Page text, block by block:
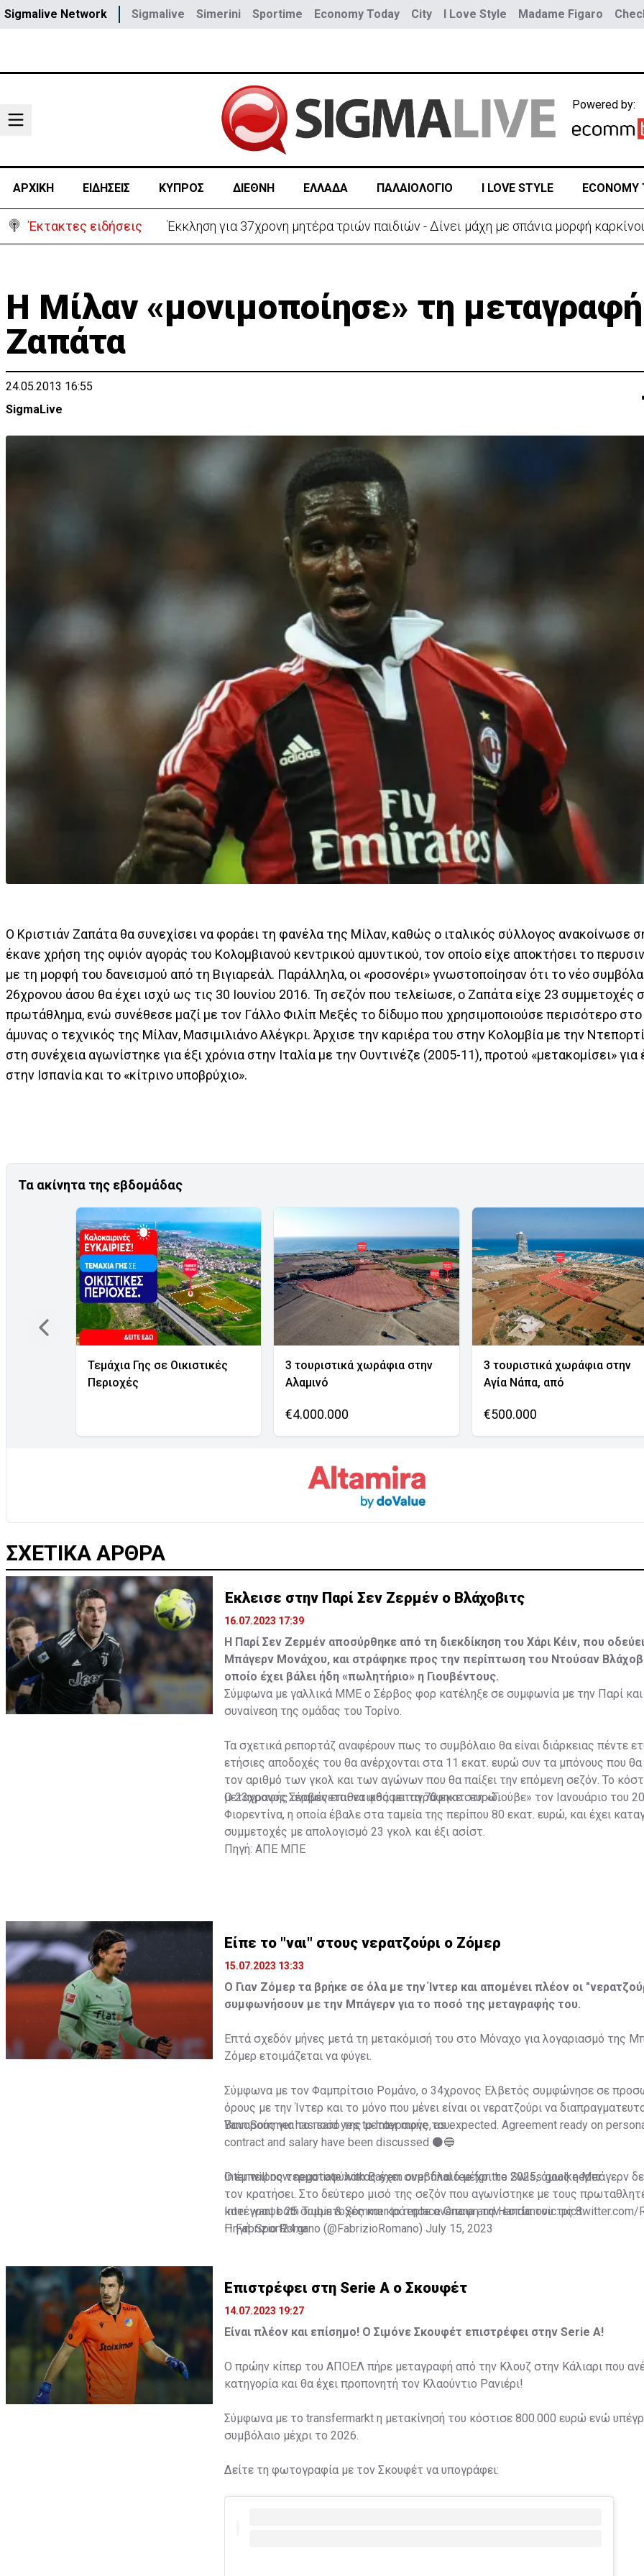
Sigmalive Network Sigmalive Simerini Sportime Economy Today City I Love Style Madame Figaro
Powered by:
ΑΡΧΙΚΗ ΕΙΔΗΣΕΙΣ ΚΥΠΡΟΣ ΔΙΕΘΝΗ ΕΛΛΑΔΑ ΠΑΛΑΙΟΛΟΓΙΟ I LOVE STYLE ECONOMY
Έκτακτες ειδήσεις Γερμανία: Συγκρούστηκαν δύο τραμ - Τουλάχιστον 25 τραυματίες, οι 7 σοβαρά
Η Μίλαν «μονιμοποίησε» τη
Ζαπάτα
24.05.2013 16:55
SigmaLive
Ο Κριστιάν Ζαπάτα θα συνεχίσει να φοράει τη φανέλα της Μίλαν, καθώς ο ιταλικός σύλλογος ανακοίνωσε
έκανε χρήση της οψιόν αγοράς του Κολομβιανού κεντρικού αμυντικού, τον οποίο είχε αποκτήσει το
με τη μορφή του δανεισμού από τη Βιγιαρεάλ. Παράλληλα, οι «ροσονέρι» γνωστοποίησαν ότι το νέο
26χρονου άσου θα έχει ισχύ ως τις 30 Ιουνίου 2016. Τη σεζόν που τελείωσε, ο Ζαπάτα είχε 23 συμμετοχές
πρωτάθλημα, ενώ συνέθεσε μαζί με τον Γάλλο Φιλίπ Μεξές το δίδυμο που χρησιμοποιούσε περισότερο
άμυνας ο τεχνικός της Μίλαν, Μασιμιλιάνο Αλέγκρι. Άρχισε την καριέρα του στην Κολομβία με την
στη συνέχεια αγωνίστηκε για έξι χρόνια στην Ιταλία με την Ουντινέζε (2005-11), προτού «μετακομίσει» για
στην Ισπανία και το «κίτρινο υποβρύχιο».
Τα ακίνητα της εβδομάδας
Τεμάχια Γης σε Οικιστικές
Περιοχές
3 τουριστικά χωράφια στην
Αλαμινό
€4.000.000
3 τουριστικά χωράφια στην
Αγία Νάπα, από
€500.000
ΣΧΕΤΙΚΑ ΑΡΘΡΑ
Έκλεισε στην Παρί Σεν Ζερμέν ο Βλάχοβιτς
16.07.2023 17:39
Η Παρί Σεν Ζερμέν αποσύρθηκε από τη διεκδίκηση του Χάρι Κέιν, που
Μπάγερν Μονάχου, και στράφηκε προς την περίπτωση του Ντούσαν
οποίο έχει βάλει ήδη «πωλητήριο» η Γιουβέντους.
Σύμφωνα με γαλλικά ΜΜΕ ο Σέρβος φορ κατέληξε σε συμφωνία με την Παρί και
συναίνεση της ομάδας του Τορίνο.
Τα σχετικά ρεπορτάζ αναφέρουν πως το συμβόλαιο θα είναι διάρκειας πέντε
ετήσιες αποδοχές του θα ανέρχονται στα 11 εκατ. ευρώ συν τα μπόνους που θα
τον αριθμό των γκολ και των αγώνων που θα παίξει την επόμενη σεζόν. Το
μεταγραφής αναμένεται να φθάσει τα 70 εκατ. ευρώ.
Ο 23χρονος Σέρβος επιθετικός μεταγράφηκε στη «Γιούβε» τον Ιανουάριο του
Φιορεντίνα, η οποία έβαλε στα ταμεία της περίπου 80 εκατ. ευρώ, και έχει
συμμετοχές με απολογισμό 23 γκολ και έξι ασίστ.
Πηγή: ΑΠΕ ΜΠΕ
Είπε το "ναι" στους νερατζούρι ο Ζόμερ
15.07.2023 13:33
Ο Γιαν Ζόμερ τα βρήκε σε όλα με την Ίντερ και απομένει πλέον οι
συμφωνήσουν με την Μπάγερν για το ποσό της μεταγραφής του.
Επτά σχεδόν μήνες μετά τη μετακόμισή του στο Μόναχο για λογαριασμό της
Ζόμερ ετοιμάζεται να φύγει.
Σύμφωνα με τον Φαμπρίτσιο Ρομάνο, ο 34χρονος Ελβετός συμφώνησε σε
όρους με την Ίντερ και το μόνο που μένει είναι οι νερατζούρι να
Βαυαρούς για το ποσό της μεταγραφής του.
Yann Sommer has said yes to Inter move, as expected. Agreement ready on
contract and salary have been discussed ⚫️🔵
Inter will now negotiate with Bayern over final fee for the Swiss goalkeeper.
Inter want both Trubin & Sommer to replace Onana and Handanovic.pic.twitter.com/
— Fabrizio Romano (@FabrizioRomano) July 15, 2023
Ο έμπειρος τερματοφύλακας έχει συμβόλαιο μέχρι το 2025, όμως η Μπάγερν
τον κρατήσει. Στο δεύτερο μισό της σεζόν που αγωνίστηκε με τους
κατέγραψε 25 συμμετοχές και κράτησε ανέπαφη την εστία του τις 8.
Πηγή: Sport24.gr
Επιστρέφει στη Serie A ο Σκουφέτ
14.07.2023 19:27
Είναι πλέον και επίσημο! Ο Σιμόνε Σκουφέτ επιστρέφει στην Serie A!
Ο πρώην κίπερ του ΑΠΟΕΛ πήρε μεταγραφή από την Κλουζ στην Κάλιαρι που
κατηγορία και θα έχει προπονητή τον Κλαούντιο Ρανιέρι!
Σύμφωνα με το transfermarkt η μετακίνησή του κόστισε 800.000 ευρώ ενώ
συμβόλαιο μέχρι το 2026.
Δείτε τη φωτογραφία με τον Σκουφέτ να υπογράφει: